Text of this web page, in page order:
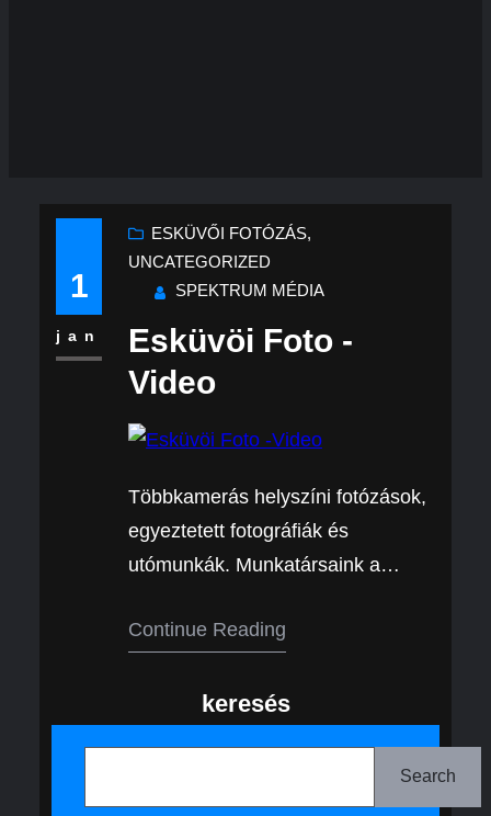
1
jan
ESKÜVŐI FOTÓZÁS
UNCATEGORIZED
SPEKTRUM MÉDIA
Esküvöi Foto -
Video
Többkamerás helyszíni fotózások,
egyeztetett fotográfiák és
utómunkák. Munkatársaink a
legjobb technikai felszereléssel
Előzetes egyeztetés és szerződés
pontosan érkeznek a helyszínre és
Continue Reading
keresés
Search